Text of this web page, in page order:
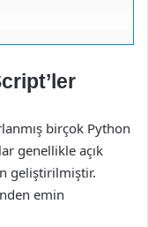
birçok Python
genellikle açık
geliştirilmiştir.
emin